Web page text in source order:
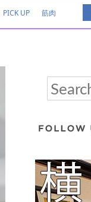
PICK UP 筋肉